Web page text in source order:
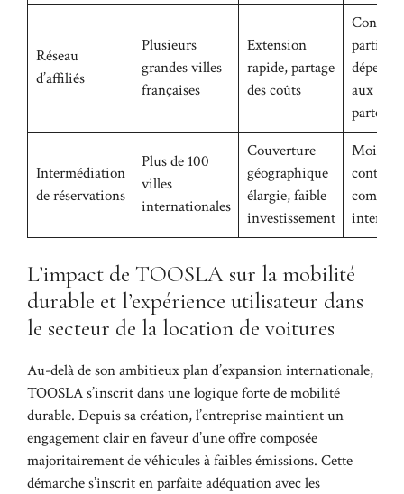
Réseau
d’affiliés
Plusieurs
grandes villes
françaises
Extension
rapide, partage
des coûts
Contrôle
partiel,
aux
Intermédiation
de réservations
Plus de 100
villes
internationales
Couverture
géographique
élargie, faible
investissement
Moins
contrôle,
intense
L’impact de TOOSLA sur la mobilité
durable et l’expérience utilisateur dans
le secteur de la location de voitures
Au-delà de son ambitieux plan d’expansion internationale,
TOOSLA s’inscrit dans une logique forte de mobilité
durable. Depuis sa création, l’entreprise maintient un
engagement clair en faveur d’une offre composée
majoritairement de véhicules à faibles émissions. Cette
démarche s’inscrit en parfaite adéquation avec les